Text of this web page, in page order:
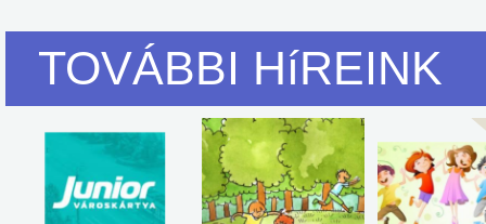
TOVÁBBI HíREINK